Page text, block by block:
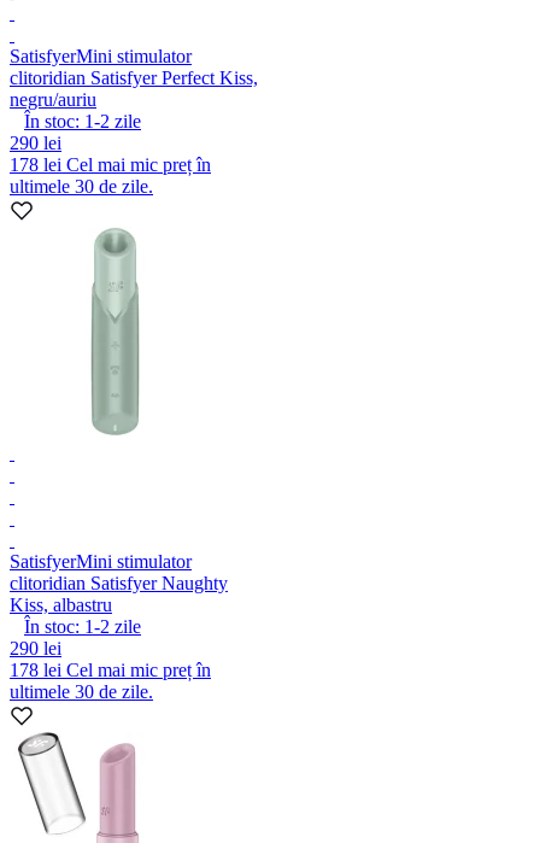
SatisfyerMini stimulator
clitoridian Satisfyer Perfect Kiss,
negru/auriu
În stoc: 1-2 zile
290 lei
178 lei Cel mai mic preț în
ultimele 30 de zile.
SatisfyerMini stimulator
clitoridian Satisfyer Naughty
Kiss, albastru
În stoc: 1-2 zile
290 lei
178 lei Cel mai mic preț în
ultimele 30 de zile.